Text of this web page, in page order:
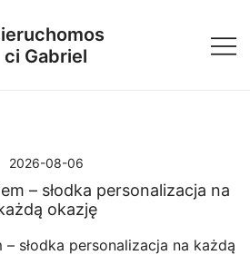
ci Gabriel
2026-08-06
– słodka personalizacja na
okazję
słodka personalizacja na każdą